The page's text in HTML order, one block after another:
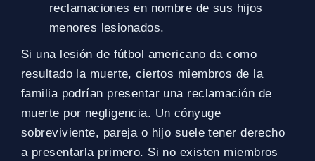
reclamaciones en nombre de sus hijos
menores lesionados.
Si una lesión de fútbol americano da como
resultado la muerte, ciertos miembros de la
familia podrían presentar una reclamación de
muerte por negligencia. Un cónyuge
sobreviviente, pareja o hijo suele tener derecho
a presentarla primero. Si no existen miembros